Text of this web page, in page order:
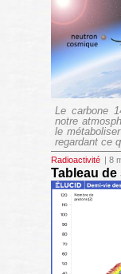
Le carbone
notre
le
regardant ce
Radioactivité | 8
Tableau de